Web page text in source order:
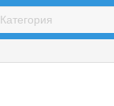
Категория